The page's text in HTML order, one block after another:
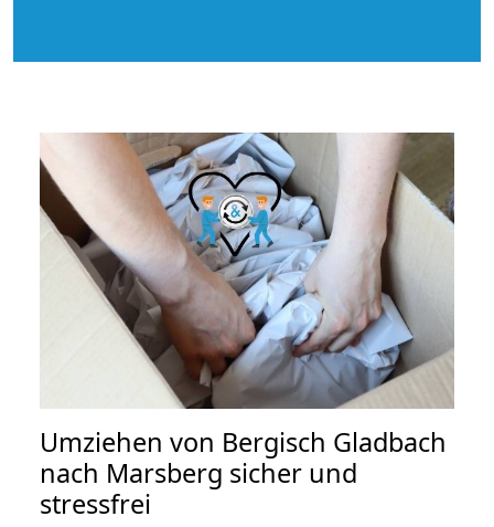
Umziehen von Bergisch Gladbach
nach Marsberg sicher und
stressfrei